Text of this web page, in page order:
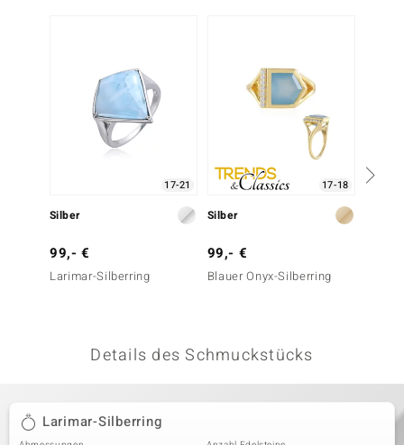
BY DE MELO
17-21
Silber
99,- €
Larimar-Silberring
17-18
Silber
99,- €
Blauer Onyx-Silberring
Details des Schmuckstücks
Larimar-Silberring